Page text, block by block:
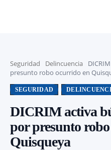
Seguridad Delincuencia
presunto robo ocurrido en
SEGURIDAD
DICRIM activa
por presunto
Quisqueya